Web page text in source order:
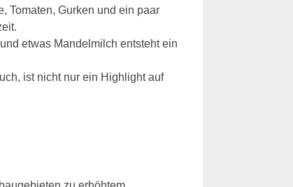
Tomaten, Gurken und ein paar
etwas Mandelmilch entsteht ein
ist nicht nur ein Highlight auf